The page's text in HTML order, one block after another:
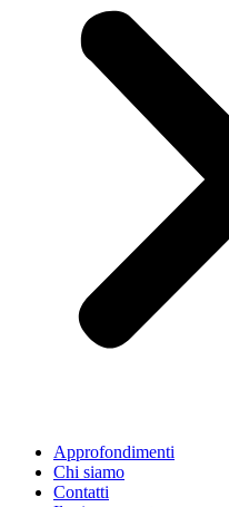
Approfondimenti
Chi siamo
Contatti